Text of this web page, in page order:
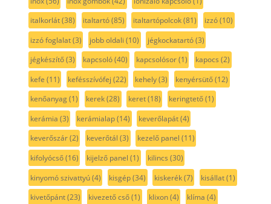
italkorlát(38) italtartó(85) italtartópolcok(81) izzó(10)
izzó foglalat(3) jobb oldali (10) jégkockatartó(3)
jégkészítő(3) kapcsoló(40) kapcsolósor(1) kapocs (2)
kefe (11) kefésszívófej (22) kehely(3) kenyérsütő(12)
kenőanyag(1) kerek(28) keret(18) keringtető(1)
kerámia (3) kerámialap(14) keverőlapát(4)
keverőszár(2) keverőtál (3) kezelő panel (11)
kifolyócső(16) kijelző panel (1) kilincs (30)
kinyomó szivattyú(4) kisgép(34) kiskerék(7) kisállat(1)
kivetőpánt(23) kivezető cső(1) klixon(4) klíma (4)